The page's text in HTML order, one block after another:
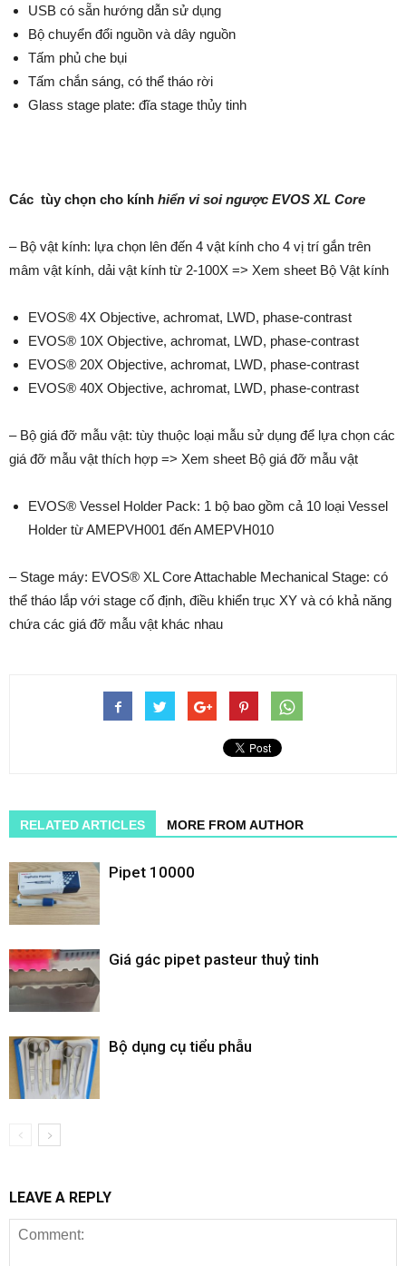
USB có sẵn hướng dẫn sử dụng
Bộ chuyển đổi nguồn và dây nguồn
Tấm phủ che bụi
Tấm chắn sáng, có thể tháo rời
Glass stage plate: đĩa stage thủy tinh
Các tùy chọn cho kính hiển vi soi ngược EVOS XL Core
– Bộ vật kính: lựa chọn lên đến 4 vật kính cho 4 vị trí gắn trên
mâm vật kính, dải vật kính từ 2-100X => Xem sheet Bộ Vật kính
EVOS® 4X Objective, achromat, LWD, phase-contrast
EVOS® 10X Objective, achromat, LWD, phase-contrast
EVOS® 20X Objective, achromat, LWD, phase-contrast
EVOS® 40X Objective, achromat, LWD, phase-contrast
– Bộ giá đỡ mẫu vật: tùy thuộc loại mẫu sử dụng để lựa chọn các
giá đỡ mẫu vật thích hợp => Xem sheet Bộ giá đỡ mẫu vật
EVOS® Vessel Holder Pack: 1 bộ bao gồm cả 10 loại Vessel
Holder từ AMEPVH001 đến AMEPVH010
– Stage máy: EVOS® XL Core Attachable Mechanical Stage: có
thể tháo lắp với stage cố định, điều khiển trục XY và có khả năng
chứa các giá đỡ mẫu vật khác nhau
RELATED ARTICLES MORE FROM AUTHOR
Pipet 10000
Giá gác pipet pasteur thuỷ tinh
Bộ dụng cụ tiểu phẫu
LEAVE A REPLY